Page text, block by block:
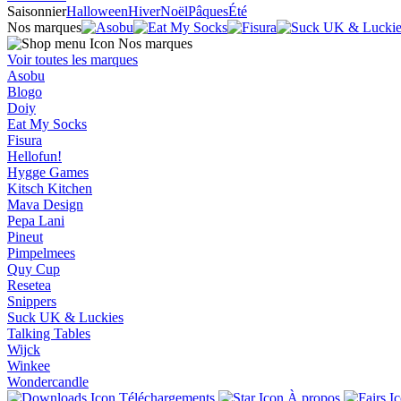
SaisonnierHalloweenHiverNoëlPâquesÉté
Nos marques
Nos marques
Voir toutes les marques
Asobu
Blogo
Doiy
Eat My Socks
Fisura
Hellofun!
Hygge Games
Kitsch Kitchen
Mava Design
Pepa Lani
Pineut
Pimpelmees
Quy Cup
Resetea
Snippers
Suck UK & Luckies
Talking Tables
Wijck
Winkee
Wondercandle